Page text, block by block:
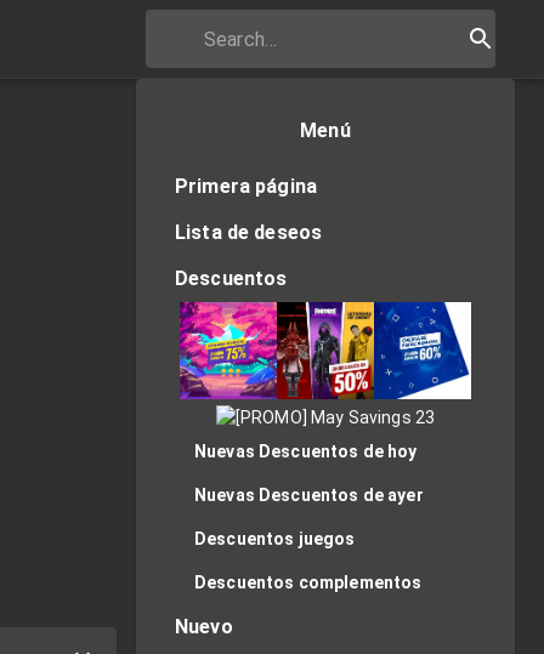
Menú
Primera página
Lista de deseos
Descuentos
Nuevas Descuentos de hoy
Nuevas Descuentos de ayer
Descuentos juegos
Descuentos complementos
Nuevo